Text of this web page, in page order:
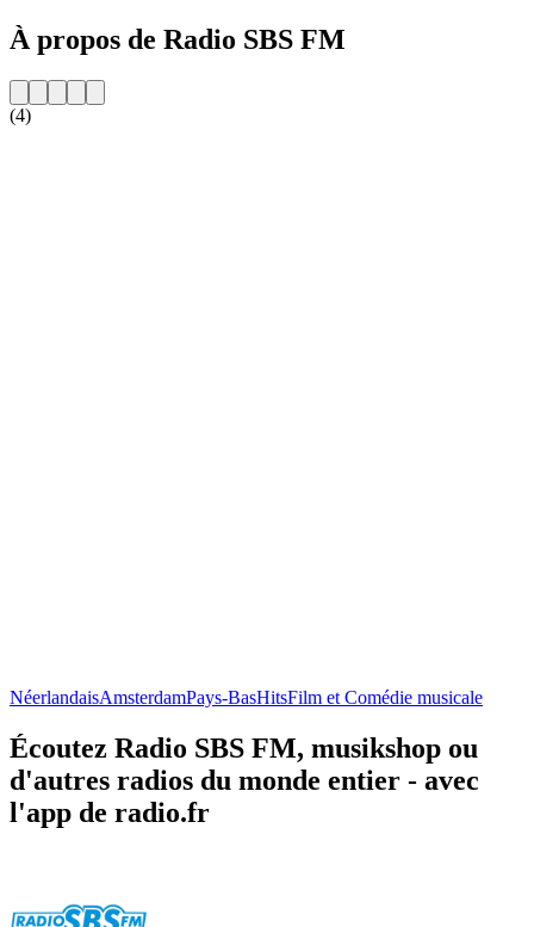
À propos de Radio SBS FM
(4)
NéerlandaisAmsterdamPays-BasHitsFilm et Comédie musicale
Écoutez Radio SBS FM, musikshop ou
d'autres radios du monde entier - avec
l'app de radio.fr